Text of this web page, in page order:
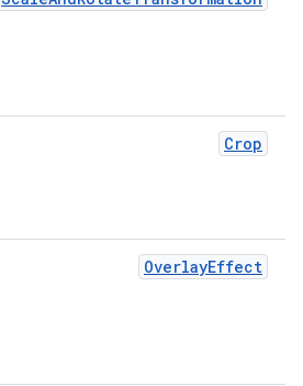
Crop
OverlayEffect